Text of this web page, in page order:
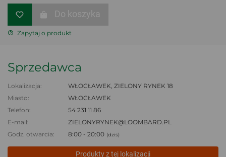
Do koszyka
Zapytaj o produkt
Sprzedawca
Lokalizacja:
WŁOCŁAWEK, ZIELONY RYNEK 18
Miasto:
WŁOCŁAWEK
Telefon:
54 231 11 86
E-mail:
ZIELONYRYNEK@LOOMBARD.PL
Godz. otwarcia:
8:00 - 20:00 (dziś)
Produkty z tej lokalizacji